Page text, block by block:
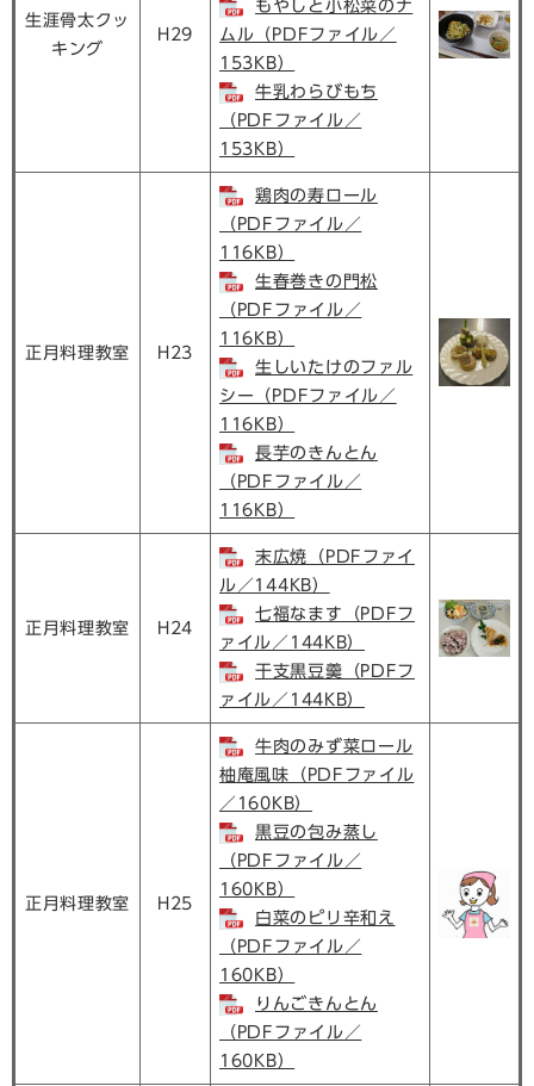
生涯骨太クッ
キング
H29
もやしと小松菜のナ
ムル（PDFファイル／
153KB）
牛乳わらびもち
（PDFファイル／
153KB）
正月料理教室 H23
鶏肉の寿ロール
（PDFファイル／
116KB）
生春巻きの門松
（PDFファイル／
116KB）
生しいたけのファル
シー（PDFファイル／
116KB）
長芋のきんとん
（PDFファイル／
116KB）
正月料理教室 H24
末広焼（PDFファイ
ル／144KB）
七福なます（PDFフ
ァイル／144KB）
干支黒豆羹（PDFフ
ァイル／144KB）
正月料理教室 H25
牛肉のみず菜ロール
柚庵風味（PDFファイル
／160KB）
黒豆の包み蒸し
（PDFファイル／
160KB）
白菜のピリ辛和え
（PDFファイル／
160KB）
りんごきんとん
（PDFファイル／
160KB）